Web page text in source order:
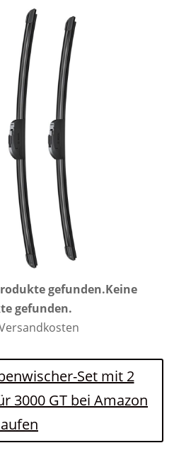
gefunden.Keine
gefunden.
Set mit 2
3000 GT bei Amazon